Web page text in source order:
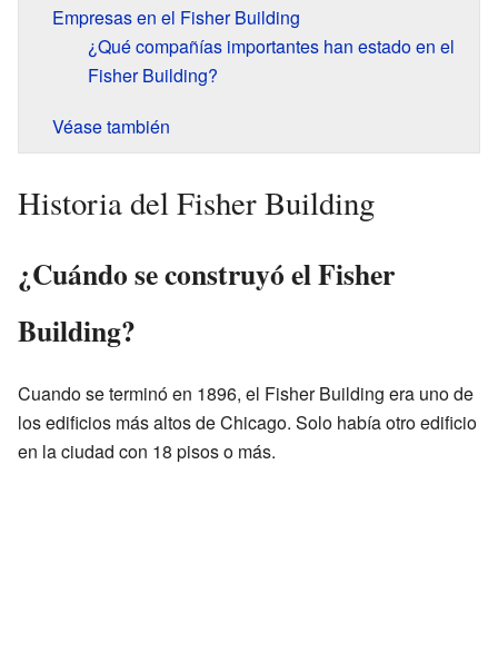
Empresas en el Fisher Building
¿Qué compañías importantes han estado en el
Fisher Building?
Véase también
Historia del Fisher Building
¿Cuándo se construyó el Fisher
Building?
Cuando se terminó en 1896, el Fisher Building era uno de
los edificios más altos de Chicago. Solo había otro edificio
en la ciudad con 18 pisos o más.